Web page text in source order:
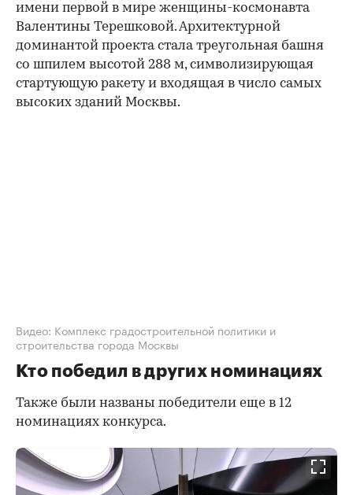
00:00 / 00:00
имени первой в мире женщины-космонавта
Валентины Терешковой. Архитектурной
доминантой проекта стала треугольная башня
со шпилем высотой 288 м, символизирующая
стартующую ракету и входящая в число самых
высоких зданий Москвы.
Видео: Комплекс градостроительной политики и
строительства города Москвы
Кто победил в других номинациях
Также были названы победители еще в 12
номинациях конкурса.